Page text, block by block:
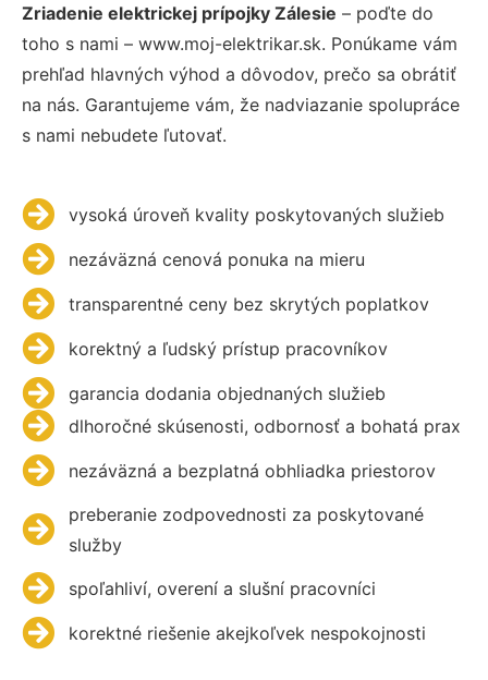
Zriadenie elektrickej prípojky Zálesie – poďte do
toho s nami – www.moj-elektrikar.sk. Ponúkame vám
prehľad hlavných výhod a dôvodov, prečo sa obrátiť
na nás. Garantujeme vám, že nadviazanie spolupráce
s nami nebudete ľutovať.
vysoká úroveň kvality poskytovaných služieb
nezáväzná cenová ponuka na mieru
transparentné ceny bez skrytých poplatkov
korektný a ľudský prístup pracovníkov
garancia dodania objednaných služieb
dlhoročné skúsenosti, odbornosť a bohatá prax
nezáväzná a bezplatná obhliadka priestorov
preberanie zodpovednosti za poskytované
služby
spoľahliví, overení a slušní pracovníci
korektné riešenie akejkoľvek nespokojnosti